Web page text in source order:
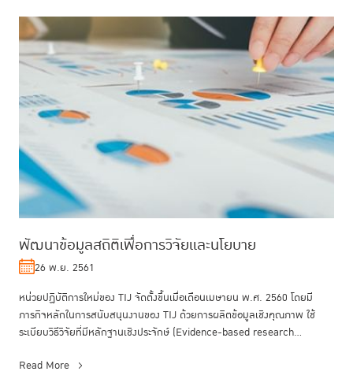
พัฒนาข้อมูลสถิติเพื่อการวิจัยและนโยบาย
26 พ.ย. 2561
หน่วยปฏิบัติการใหม่ของ TIJ จัดตั้งขึ้นเมื่อเดือนเมษายน พ.ศ. 2560 โดยมี
ภารกิจหลักในการสนับสนุนงานของ TIJ ด้วยการผลิตข้อมูลเชิงคุณภาพ ใช้
ระเบียบวิธีวิจัยที่มีหลักฐานเชิงประจักษ์ (Evidence-based research...
Read More